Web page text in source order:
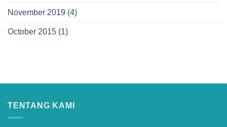
November 2019 (4)
October 2015 (1)
TENTANG KAMI